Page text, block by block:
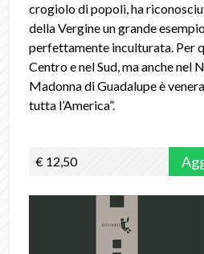
crogiolo di popoli, ha
della Vergine un grande
perfettamente inculturata. Per
Centro e nel Sud, ma anche nel
Madonna di Guadalupe è
tutta l’America”.
€ 12,50